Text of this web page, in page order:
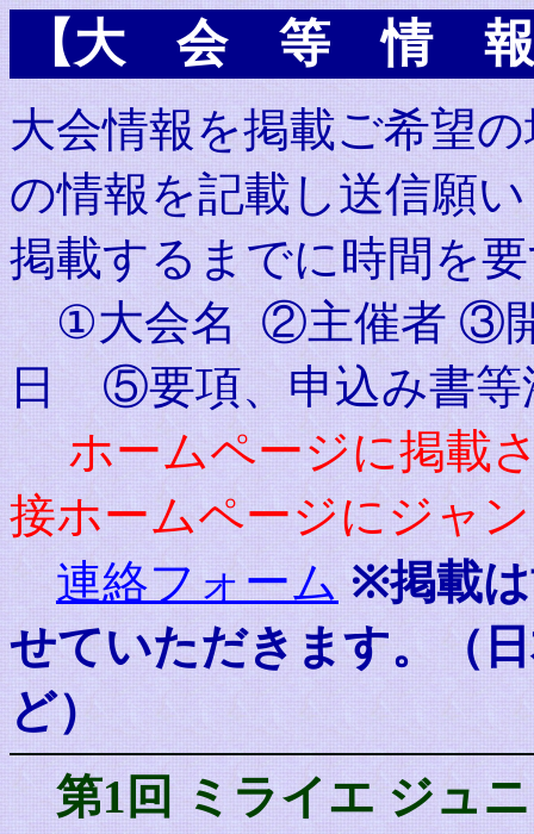
【大 会 等 情 報
大会情報を掲載ご希望
の情報を記載し送信願
掲載するまでに時間を
①大会名 ②主催者 ③
日 ⑤要項、申込み書等
ホームページに掲載
接ホームページにジャ
連絡フォーム ※掲載
せていただきます。（
ど）
第1回 ミライエ ジュ